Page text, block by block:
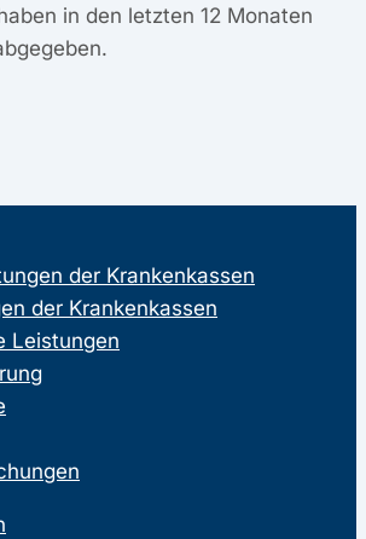
in den letzten 12 Monaten
der Krankenkassen
der Krankenkassen
Leistungen